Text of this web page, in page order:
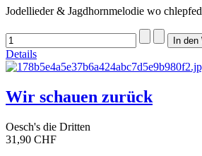
Jodellieder & Jagdhornmelodie wo chlepfed
Details
Wir schauen zurück
Oesch's die Dritten
31,90 CHF